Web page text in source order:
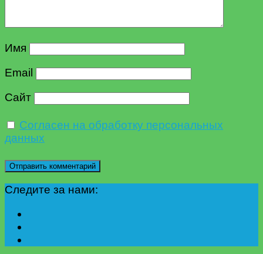
Имя
Email
Сайт
Согласен на обработку персональных
данных
Следите за нами: